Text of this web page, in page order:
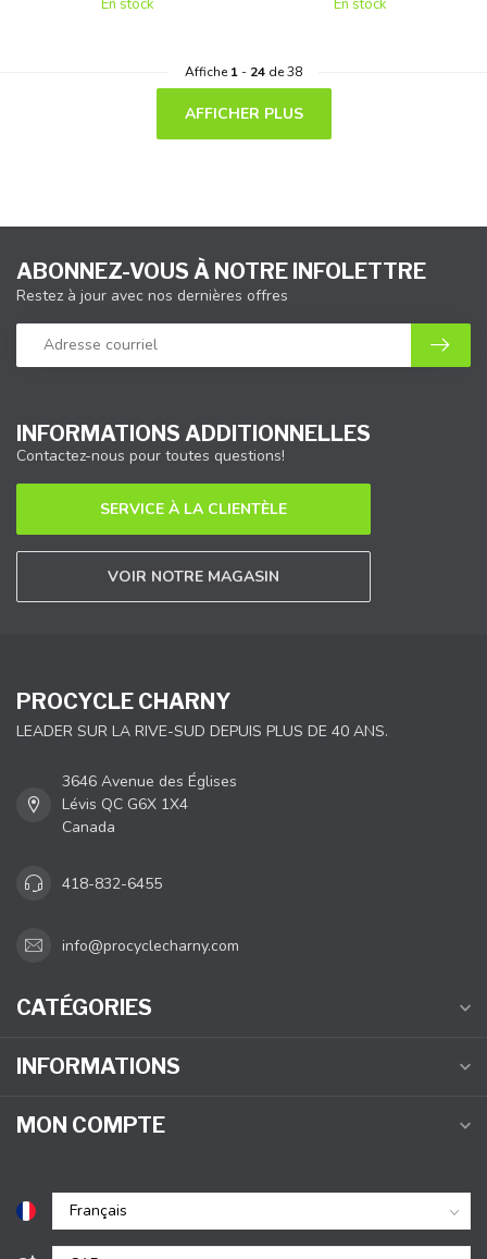
Affiche 1 - 24 de 38
AFFICHER PLUS
INFORMATIONS ADDITIONNELLES
Contactez-nous pour toutes questions!
SERVICE À LA CLIENTÈLE
VOIR NOTRE MAGASIN
ABONNEZ-VOUS À NOTRE INFOLETTRE
Restez à jour avec nos dernières offres
PROCYCLE CHARNY
LEADER SUR LA RIVE-SUD DEPUIS PLUS DE 40 ANS.
3646 Avenue des Églises
Lévis QC G6X 1X4
Canada
418-832-6455
info@procyclecharny.com
CATÉGORIES
INFORMATIONS
MON COMPTE